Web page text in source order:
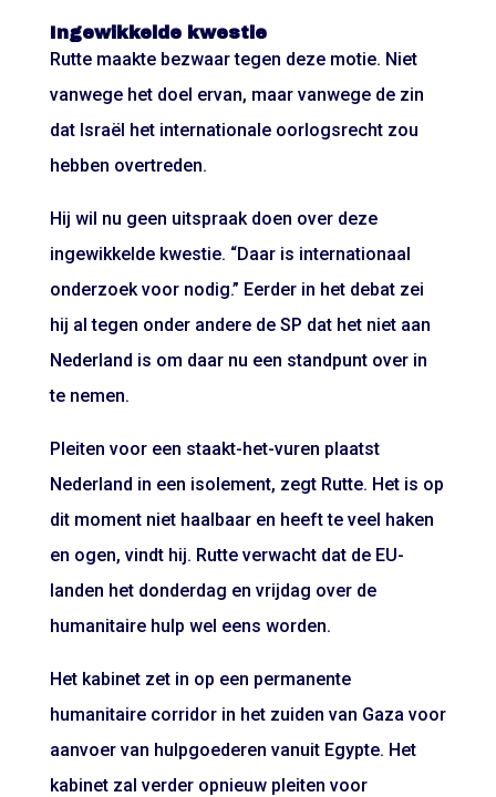
Ingewikkelde kwestie
Rutte maakte bezwaar tegen deze motie. Niet
vanwege het doel ervan, maar vanwege de zin
dat Israël het internationale oorlogsrecht zou
hebben overtreden.
Hij wil nu geen uitspraak doen over deze
ingewikkelde kwestie. “Daar is internationaal
onderzoek voor nodig.” Eerder in het debat zei
hij al tegen onder andere de SP dat het niet aan
Nederland is om daar nu een standpunt over in
te nemen.
Pleiten voor een staakt-het-vuren plaatst
Nederland in een isolement, zegt Rutte. Het is op
dit moment niet haalbaar en heeft te veel haken
en ogen, vindt hij. Rutte verwacht dat de EU-
landen het donderdag en vrijdag over de
humanitaire hulp wel eens worden.
Het kabinet zet in op een permanente
humanitaire corridor in het zuiden van Gaza voor
aanvoer van hulpgoederen vanuit Egypte. Het
kabinet zal verder opnieuw pleiten voor